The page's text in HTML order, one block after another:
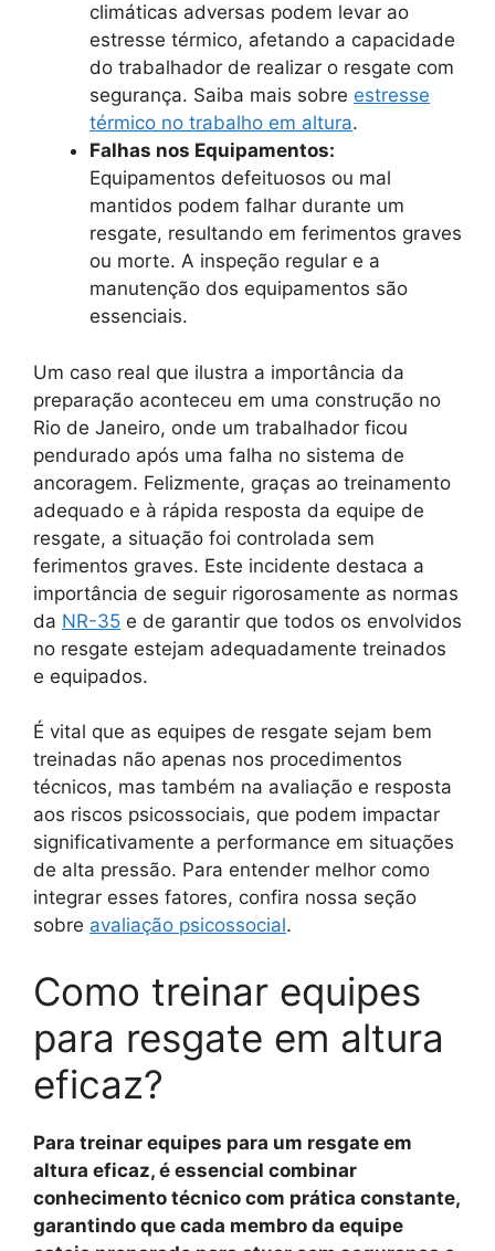
climáticas adversas podem levar ao
estresse térmico, afetando a capacidade
do trabalhador de realizar o resgate com
segurança. Saiba mais sobre estresse
térmico no trabalho em altura.
Falhas nos Equipamentos:
Equipamentos defeituosos ou mal
mantidos podem falhar durante um
resgate, resultando em ferimentos graves
ou morte. A inspeção regular e a
manutenção dos equipamentos são
essenciais.
Um caso real que ilustra a importância da
preparação aconteceu em uma construção no
Rio de Janeiro, onde um trabalhador ficou
pendurado após uma falha no sistema de
ancoragem. Felizmente, graças ao treinamento
adequado e à rápida resposta da equipe de
resgate, a situação foi controlada sem
ferimentos graves. Este incidente destaca a
importância de seguir rigorosamente as normas
da NR-35 e de garantir que todos os envolvidos
no resgate estejam adequadamente treinados
e equipados.
É vital que as equipes de resgate sejam bem
treinadas não apenas nos procedimentos
técnicos, mas também na avaliação e resposta
aos riscos psicossociais, que podem impactar
significativamente a performance em situações
de alta pressão. Para entender melhor como
integrar esses fatores, confira nossa seção
sobre avaliação psicossocial.
Como treinar equipes
para resgate em altura
eficaz?
Para treinar equipes para um resgate em
altura eficaz, é essencial combinar
conhecimento técnico com prática constante,
garantindo que cada membro da equipe